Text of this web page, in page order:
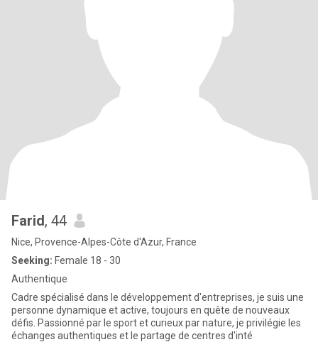
Farid, 44
Nice, Provence-Alpes-Côte d'Azur, France
Seeking: Female 18 - 30
Authentique
Cadre spécialisé dans le développement d'entreprises, je suis une
personne dynamique et active, toujours en quête de nouveaux
défis. Passionné par le sport et curieux par nature, je privilégie les
échanges authentiques et le partage de centres d'inté